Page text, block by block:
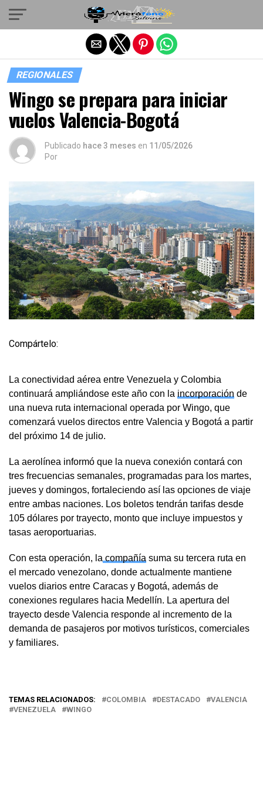
REGIONALES
Wingo se prepara para iniciar
vuelos Valencia-Bogotá
Publicado hace 3 meses en 11/05/2026
Por
Compártelo:
La conectividad aérea entre Venezuela y Colombia
continuará ampliándose este año con la incorporación de
una nueva ruta internacional operada por Wingo, que
comenzará vuelos directos entre Valencia y Bogotá a partir
del próximo 14 de julio.
La aerolínea informó que la nueva conexión contará con
tres frecuencias semanales, programadas para los martes,
jueves y domingos, fortaleciendo así las opciones de viaje
entre ambas naciones. Los boletos tendrán tarifas desde
105 dólares por trayecto, monto que incluye impuestos y
tasas aeroportuarias.
Con esta operación, la compañía suma su tercera ruta en
el mercado venezolano, donde actualmente mantiene
vuelos diarios entre Caracas y Bogotá, además de
conexiones regulares hacia Medellín. La apertura del
trayecto desde Valencia responde al incremento de la
demanda de pasajeros por motivos turísticos, comerciales
y familiares.
TEMAS RELACIONADOS: COLOMBIA DESTACADO
VALENCIA
VENEZUELA
WINGO
Salir de la versión móvil